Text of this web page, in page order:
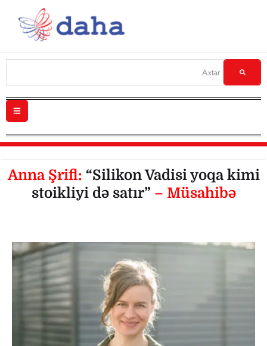
Anna Şrifl: “Silikon Vadisi yoqa kimi
stoikliyi də satır” – Müsahibə